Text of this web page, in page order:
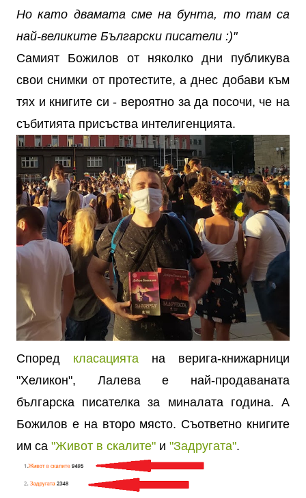
Но като двамата сме на бунта, то там са
най-великите Български писатели :)"
Самият Божилов от няколко дни публикува
свои снимки от протестите, а днес добави към
тях и книгите си - вероятно за да посочи, че на
събитията присъства интелигенцията.
Според класацията на верига-книжарници
"Хеликон", Лалева е най-продаваната
българска писателка за миналата година. А
Божилов е на второ място. Съответно книгите
им са "Живот в скалите" и "Задругата".